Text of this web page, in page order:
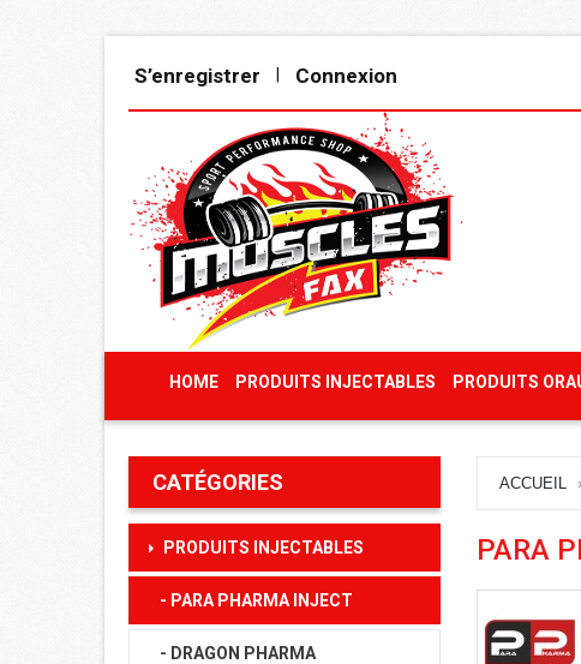
S’enregistrer Connexion
HOME PRODUITS INJECTABLES PRODUITS
CATÉGORIES
PRODUITS INJECTABLES
- PARA PHARMA INJECT
- DRAGON PHARMA
ACCUEIL
PARA